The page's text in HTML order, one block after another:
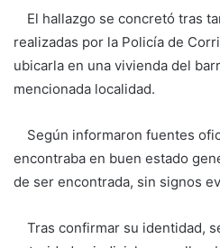
El hallazgo se concretó tras
realizadas por la Policía de
ubicarla en una vivienda del
mencionada localidad.
Según informaron fuentes
encontraba en buen estado
de ser encontrada, sin signos
Tras confirmar su identidad,